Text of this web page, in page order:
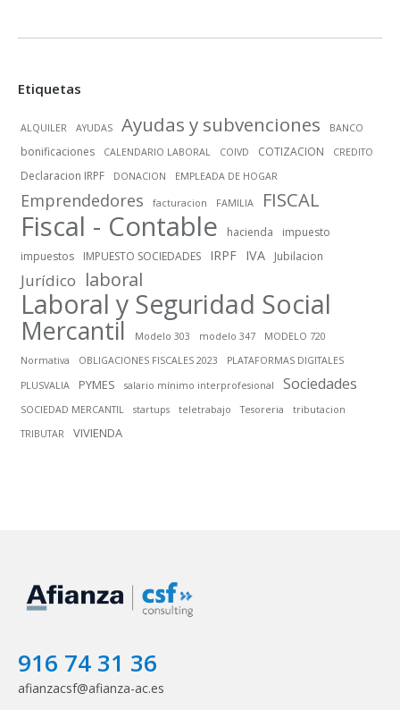
Etiquetas
ALQUILER AYUDAS Ayudas y subvenciones BANCO
bonificaciones CALENDARIO LABORAL COIVD COTIZACION CREDITO
Declaracion IRPF DONACION EMPLEADA DE HOGAR
Emprendedores facturacion FAMILIA FISCAL
Fiscal - Contable hacienda
impuesto
impuestos
IMPUESTO SOCIEDADES IRPF IVA Jubilacion
Jurídico laboral
Laboral y Seguridad Social
Mercantil Modelo 303 modelo 347
MODELO 720
Normativa
OBLIGACIONES FISCALES 2023
PLATAFORMAS DIGITALES
PLUSVALIA
PYMES salario mínimo interprofesional Sociedades
SOCIEDAD MERCANTIL startups teletrabajo Tesoreria
tributacion
TRIBUTAR
VIVIENDA
916 74 31 36
afianzacsf@afianza-ac.es